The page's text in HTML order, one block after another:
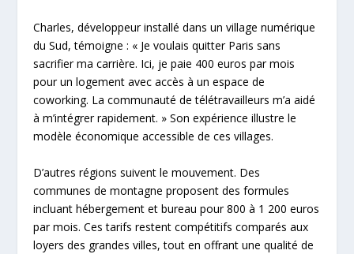
Charles, développeur installé dans un village numérique
du Sud, témoigne : « Je voulais quitter Paris sans
sacrifier ma carrière. Ici, je paie 400 euros par mois
pour un logement avec accès à un espace de
coworking. La communauté de télétravailleurs m’a aidé
à m’intégrer rapidement. » Son expérience illustre le
modèle économique accessible de ces villages.
D’autres régions suivent le mouvement. Des
communes de montagne proposent des formules
incluant hébergement et bureau pour 800 à 1 200 euros
par mois. Ces tarifs restent compétitifs comparés aux
loyers des grandes villes, tout en offrant une qualité de